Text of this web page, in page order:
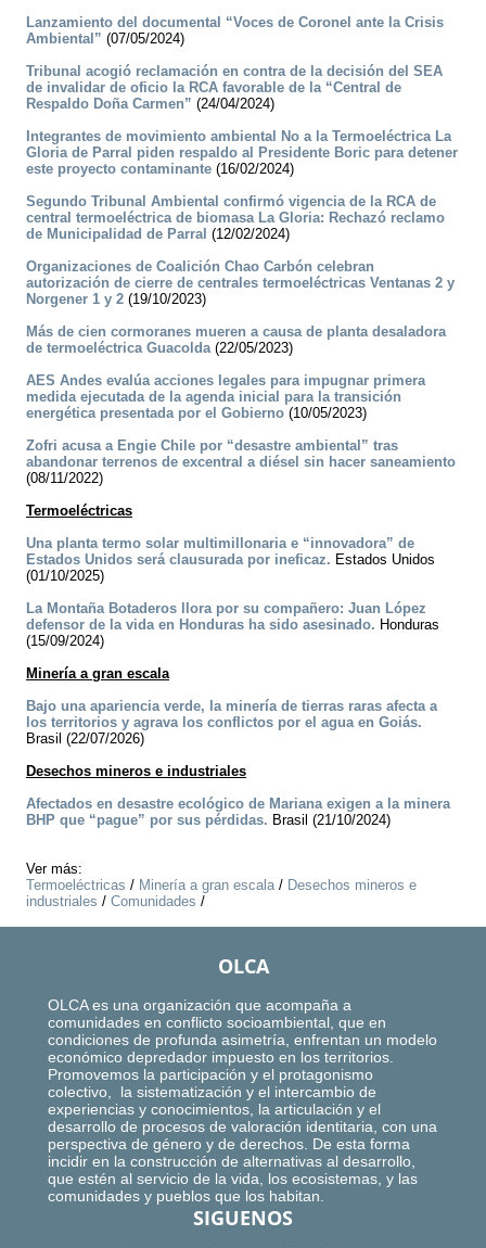
Lanzamiento del documental “Voces de Coronel ante la Crisis
Ambiental” (07/05/2024)
Tribunal acogió reclamación en contra de la decisión del SEA
de invalidar de oficio la RCA favorable de la “Central de
Respaldo Doña Carmen” (24/04/2024)
Integrantes de movimiento ambiental No a la Termoeléctrica La
Gloria de Parral piden respaldo al Presidente Boric para detener
este proyecto contaminante (16/02/2024)
Segundo Tribunal Ambiental confirmó vigencia de la RCA de
central termoeléctrica de biomasa La Gloria: Rechazó reclamo
de Municipalidad de Parral (12/02/2024)
Organizaciones de Coalición Chao Carbón celebran
autorización de cierre de centrales termoeléctricas Ventanas 2 y
Norgener 1 y 2 (19/10/2023)
Más de cien cormoranes mueren a causa de planta desaladora
de termoeléctrica Guacolda(22/05/2023)
AES Andes evalúa acciones legales para impugnar primera
medida ejecutada de la agenda inicial para la transición
energética presentada por el Gobierno (10/05/2023)
Zofri acusa a Engie Chile por “desastre ambiental” tras
abandonar terrenos de excentral a diésel sin hacer saneamiento
(08/11/2022)
Termoeléctricas
Una planta termo solar multimillonaria e “innovadora” de
Estados Unidos será clausurada por ineficaz. Estados Unidos
(01/10/2025)
La Montaña Botaderos llora por su compañero: Juan López
defensor de la vida en Honduras ha sido asesinado. Honduras
(15/09/2024)
Minería a gran escala
Bajo una apariencia verde, la minería de tierras raras afecta a
los territorios y agrava los conflictos por el agua en Goiás.
Brasil (22/07/2026)
Desechos mineros e industriales
Afectados en desastre ecológico de Mariana exigen a la minera
BHP que “pague” por sus pérdidas. Brasil (21/10/2024)
Ver más:
Termoeléctricas / Minería a gran escala/ Desechos mineros e
industriales / Comunidades /
OLCA
OLCA es una organización que acompaña a
comunidades en conflicto socioambiental, que en
condiciones de profunda asimetría, enfrentan un modelo
económico depredador impuesto en los territorios.
Promovemos la participación y el protagonismo
colectivo, la sistematización y el intercambio de
experiencias y conocimientos, la articulación y el
desarrollo de procesos de valoración identitaria, con una
perspectiva de género y de derechos. De esta forma
incidir en la construcción de alternativas al desarrollo,
que estén al servicio de la vida, los ecosistemas, y las
comunidades y pueblos que los habitan.
SIGUENOS